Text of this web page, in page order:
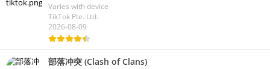
Varies with device
TikTok Pte. Ltd.
2026-08-09
部落冲突 (Clash of Clans)